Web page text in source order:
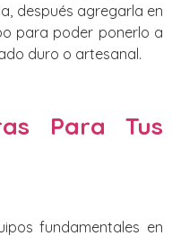
después agregarla en
para poder ponerlo a
duro o artesanal.
Para Tus
fundamentales en